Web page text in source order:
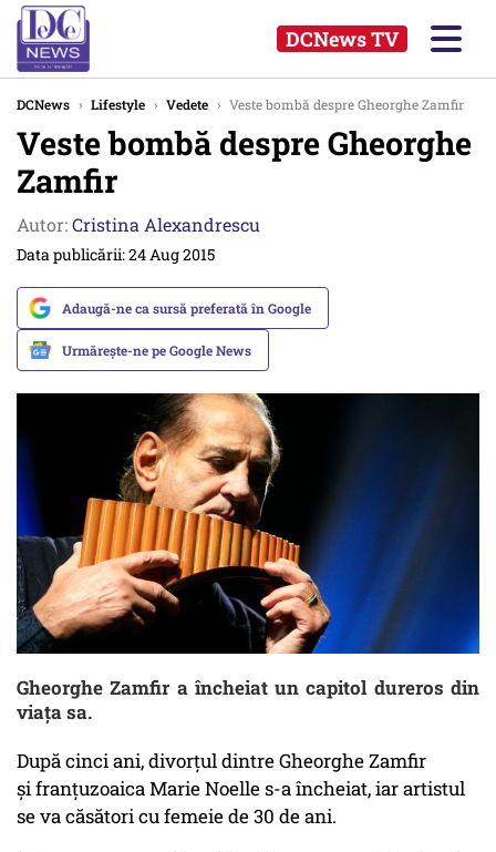
DCNews TV
DCNews › Lifestyle › Vedete › Veste bombă despre Gheorghe Zamfir
Veste bombă despre Gheorghe
Zamfir
Autor:Cristina Alexandrescu
Data publicării: 24 Aug 2015
Adaugă-ne ca sursă preferată în Google
Urmărește-ne pe Google News
Gheorghe Zamfir a încheiat un capitol dureros din
viața sa.
După cinci ani, divorțul dintre Gheorghe Zamfir
și franţuzoaica Marie Noelle s-a încheiat, iar artistul
se va căsători cu femeie de 30 de ani.